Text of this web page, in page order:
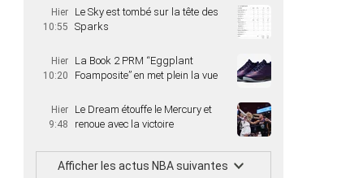
Hier
10:55
Le Sky est tombé sur la tête des
Sparks
Hier
10:20
La Book 2 PRM “Eggplant
Foamposite” en met plein la vue
Hier
9:48
Le Dream étouffe le Mercury et
renoue avec la victoire
Afficher les actus NBA suivantes